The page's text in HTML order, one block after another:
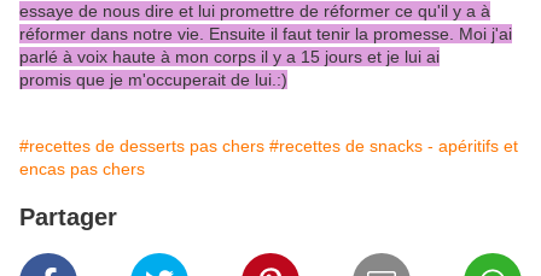
essaye de nous dire et lui promettre de réformer ce qu'il y a à
réformer dans notre vie. Ensuite il faut tenir la promesse. Moi j'ai
parlé à voix haute à mon corps il y a 15 jours et je lui ai
promis que je m'occuperait de lui.:)
#recettes de desserts pas chers #recettes de snacks - apéritifs et
encas pas chers
Partager